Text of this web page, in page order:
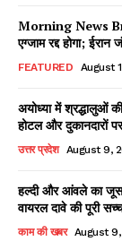
X
Morning News
एग्जाम रद्द होगा;
FEATURED August
अयोध्या में श्रद्धालुओं
होटल और दुकानदारों
उत्तर प्रदेश August 9,
हल्दी और आंवले का जूस
वायरल दावे की पूरी
काम की खबर August